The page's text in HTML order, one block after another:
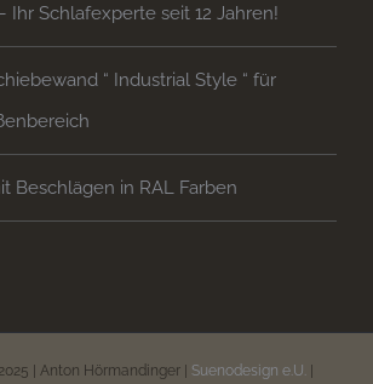
Ihr Schlafexperte seit 12 Jahren!
“ Industrial Style “ für
Beschlägen in RAL Farben
| Anton Hörmandinger | Suenodesign e.U. |